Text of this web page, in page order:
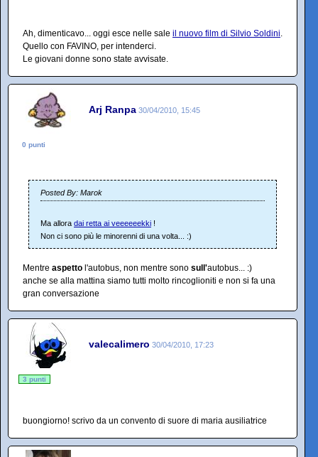
Ah, dimenticavo... oggi esce nelle sale il nuovo film di Silvio Soldini.
Quello con FAVINO, per intenderci.
Le giovani donne sono state avvisate.
Arj Ranpa 30/04/2010, 15:45
0 punti
Posted By: Marok
Ma allora dai retta ai veeeeeekki !
Non ci sono più le minorenni di una volta... :)
Mentre aspetto l'autobus, non mentre sono sull'autobus... :)
anche se alla mattina siamo tutti molto rincoglioniti e non si fa una
gran conversazione
valecalimero 30/04/2010, 17:23
3 punti
buongiorno! scrivo da un convento di suore di maria ausiliatrice